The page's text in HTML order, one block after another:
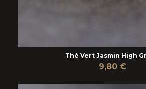
Thé Vert Jasmin High
9,80 €